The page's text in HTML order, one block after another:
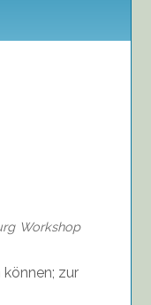
Workshop
zur